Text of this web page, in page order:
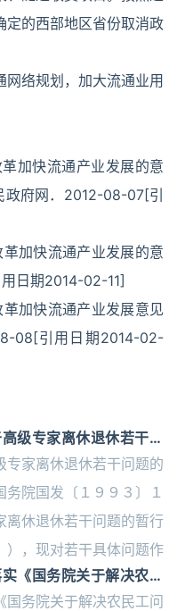
定的西部地区省份取消政
网络规划，加大流通业用
加快流通产业发展的意
府网．2012-08-07[引
加快流通产业发展的意
日期2014-02-11]
加快流通产业发展意见
08[引用日期2014-02-
级专家离休退休若干问
专家离休退休若干问题的
院国发〔１９９３〕１
离休退休若干问题的暂行
），现对若干具体问题作
《国务院关于解决农民
见务院关于解决农民工问